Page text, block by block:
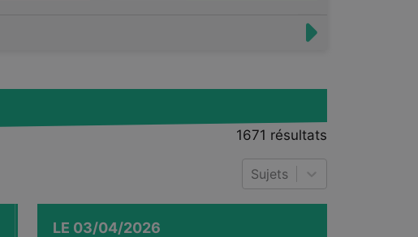
1671 résultats
Sujets
LE 03/04/2026